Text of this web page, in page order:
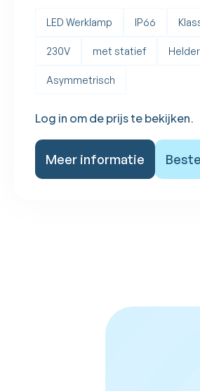
LED Werklamp IP66
230V met statief Helder
Asymmetrisch
Log in om de prijs te bekijken.
Meer informatie